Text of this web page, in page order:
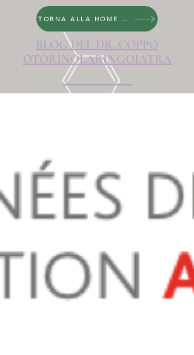
TORNA ALLA HOME PAGE
BLOG DEL DR. COPPO
OTORINOLARINGOIATRA